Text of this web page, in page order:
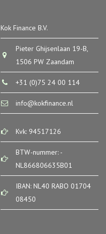
Kok Finance B.V.
Pieter Ghijsenlaan 19-B,
1506 PW Zaandam
+31 (0)75 24 00 114
info@kokfinance.nl
Kvk: 94517126
BTW-nummer: -
NL866806635B01
IBAN: NL40 RABO 01704
08450